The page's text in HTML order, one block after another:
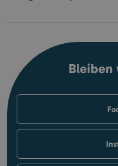
Bleiben